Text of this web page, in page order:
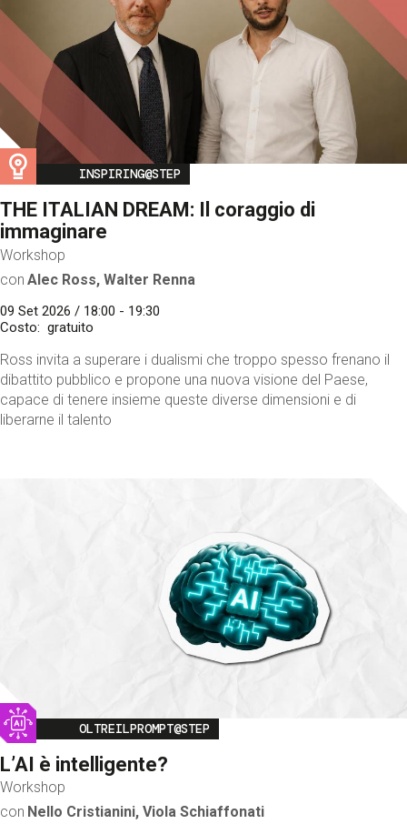
Image
INSPIRING@STEP
THE ITALIAN DREAM: Il coraggio di
immaginare
Workshop
con Alec Ross, Walter Renna
09 Set 2026 / 18:00 - 19:30
Costo
gratuito
Ross invita a superare i dualismi che troppo spesso frenano il
dibattito pubblico e propone una nuova visione del Paese,
capace di tenere insieme queste diverse dimensioni e di
liberarne il talento
Image
OLTREILPROMPT@STEP
L’AI è intelligente?
Workshop
con Nello Cristianini, Viola Schiaffonati